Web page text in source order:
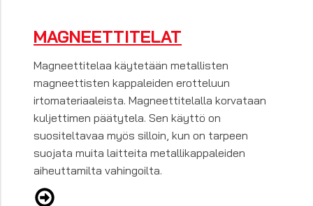
MAGNEETTITELAT
Magneettitelaa käytetään metallisten
magneettisten kappaleiden erotteluun
irtomateriaaleista. Magneettitelalla korvataan
kuljettimen päätytela. Sen käyttö on
suositeltavaa myös silloin, kun on tarpeen
suojata muita laitteita metallikappaleiden
aiheuttamilta vahingoilta.